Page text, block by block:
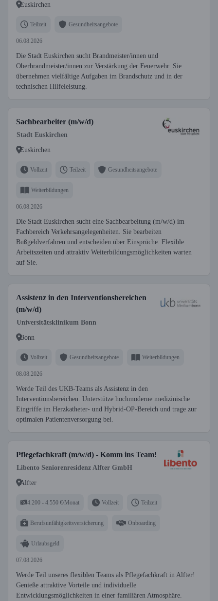
Euskirchen
Teilzeit Gesundheitsangebote
06.08.2026
Die Stadt Euskirchen sucht Brandmeister/innen und
Oberbrandmeister/innen zur Verstärkung der Feuerwehr. Sie
übernehmen vielfältige Aufgaben im Brandschutz und in der
technischen Hilfeleistung.
Sachbearbeiter (m/w/d)
Stadt Euskirchen
Euskirchen
Vollzeit Teilzeit Gesundheitsangebote
Weiterbildungen
06.08.2026
Die Stadt Euskirchen sucht eine Sachbearbeitung (m/w/d) im
Fachbereich Verkehrsangelegenheiten. Sie bearbeiten
Bußgeldverfahren und entscheiden über Einsprüche. Flexible
Arbeitszeiten und attraktiv Weiterbildungsmöglichkeiten warten
auf Sie.
Assistenz in den Interventionsbereichen
(m/w/d)
Universitätsklinikum Bonn
Bonn
Vollzeit Gesundheitsangebote Weiterbildungen
08.08.2026
Werde Teil des UKB-Teams als Assistenz in den
Interventionsbereichen. Unterstütze hochmoderne medizinische
Eingriffe im Herzkatheter- und Hybrid-OP-Bereich und trage zur
optimalen Patientenversorgung bei.
Pflegefachkraft (m/w/d) - Komm ins Team!
Libento Seniorenresidenz Alfter GmbH
Alfter
4.200 - 4.550 €/Monat Vollzeit Teilzeit
Berufsunfähigkeitsversicherung Onboarding
Urlaubsgeld
07.08.2026
Werde Teil unseres flexiblen Teams als Pflegefachkraft in Alfter!
Genieße attraktive Vorteile und individuelle
Entwicklungsmöglichkeiten in einer familiären Atmosphäre.